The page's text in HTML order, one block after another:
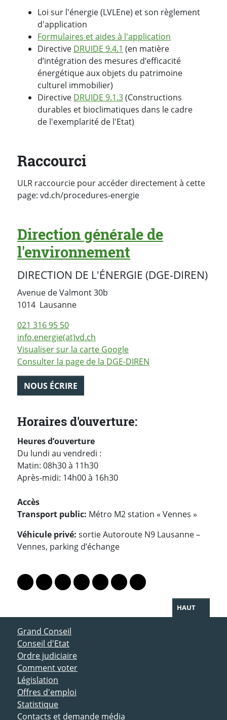
Loi sur l'énergie (LVLEne) et son règlement
d'application
Formulaires et aides à l'application
Directive DRUIDE 9.4.1 (en matière
d’intégration des mesures d’efficacité
énergétique aux objets du patrimoine
culturel immobilier)
Directive DRUIDE 9.1.3(Constructions
durables et bioclimatiques dans le cadre
de l'exemplarité de l'Etat)
Raccourci
ULR raccourcie pour accéder directement à cette
page: vd.ch/procedures-energie
Direction générale de
l'environnement
DIRECTION DE L'ÉNERGIE (DGE-DIREN)
Avenue de Valmont 30b
1014 LausanneSuisse
021 316 95 50
info.energie(at)vd.ch
Visualiser sur la carte Google
Consulter la page de la DGE-DIREN
NOUS ÉCRIRE
Horaires d'ouverture:
Heures d’ouverture
Du lundi au vendredi :
Matin: 08h30 à 11h30
Après-midi: 14h00 à 16h30
Accès
Transport public: Métro M2 station « Vennes »
Véhicule privé: sortie Autoroute N9 Lausanne –
Vennes, parking d’échange
Lien vers le profil Mastodon
Lien vers le profil Bluesky
Lien vers le profil Instagram
Lien vers le profil Linkedin
Lien vers le profil Facebook
Lien vers le profil Twitter
Partager par WhatsApp
HAUT
ACCÈS DIRECT
Grand Conseil
Conseil d'Etat
Ordre judiciaire
Comment voter
Législation
Offres d'emploi
Statistique
Contacts et demande média